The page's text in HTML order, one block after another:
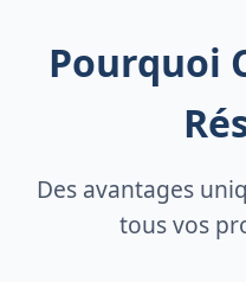
Pourquoi
Des avantages
tous vos